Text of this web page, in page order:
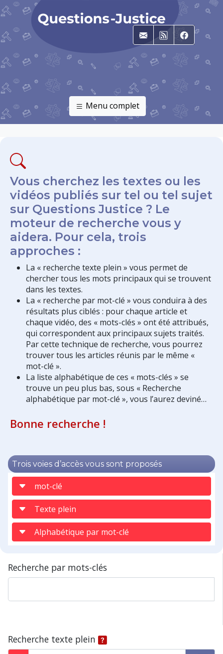
E-mailRSS
Menu complet
Vous cherchez les textes ou les
vidéos publiés sur tel ou tel sujet
sur Questions Justice ? Le
moteur de recherche vous y
aidera. Pour cela, trois
approches :
La « recherche texte plein » vous permet de
chercher tous les mots principaux qui se trouvent
dans les textes.
La « recherche par mot-clé » vous conduira à des
résultats plus ciblés : pour chaque article et
chaque vidéo, des « mots-clés » ont été attribués,
qui correspondent aux principaux sujets traités.
Par cette technique de recherche, vous pourrez
trouver tous les articles réunis par le même «
mot-clé ».
La liste alphabétique de ces « mots-clés » se
trouve un peu plus bas, sous « Recherche
alphabétique par mot-clé », vous l’aurez deviné…
Bonne recherche !
Trois voies d’accès vous sont proposés
mot-clé
Texte plein
Alphabétique par mot-clé
Recherche par mots-clés
Recherche texte plein